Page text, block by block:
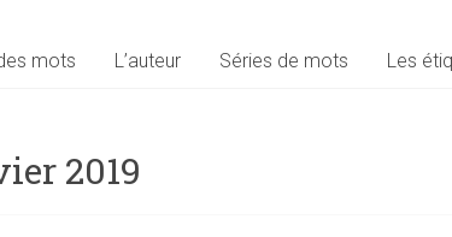
mots L’auteur Séries de mots Les
2019